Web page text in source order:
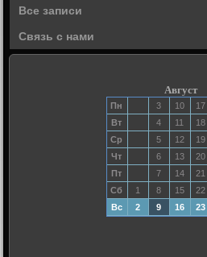
Все записи
Связь с нами
Август
Пн 3 10 17
Вт
4 11 18
Ср
5 12 19
Чт
6 13 20
Пт
7 14 21
Сб
1 8 15 22
Вс
2 9 16 23